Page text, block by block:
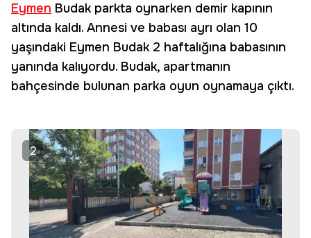
Eymen Budak parkta oynarken demir kapının
altında kaldı. Annesi ve babası ayrı olan 10
yaşındaki Eymen Budak 2 haftalığına babasının
yanında kalıyordu. Budak, apartmanın
bahçesinde bulunan parka oyun oynamaya çıktı.
2